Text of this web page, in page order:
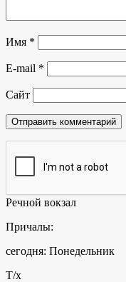
Имя *
E-mail *
Сайт
Речной вокзал
Причалы:
сегодня: Понедельник
Т/х